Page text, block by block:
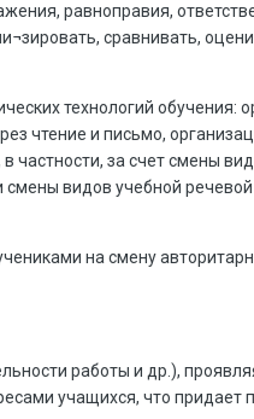
равноправия,
сравнивать,
технологий обучения:
чтение и письмо,
за счет смены
видов учебной
на смену
работы и др.),
учащихся, что придает